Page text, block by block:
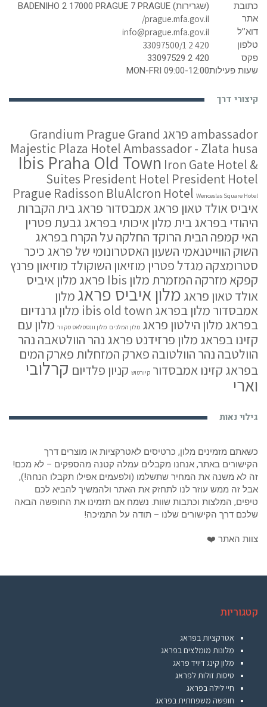
כתובת
(שגרירות) BADENIHO 2 17000 PRAGUE 7 PRAGUE
אתר
prague.mfa.gov.il/
דוא’’ל info@prague.mfa.gov.il
טלפון 420 2 33097500/1
פקס
420 2 33097529
שעות פעילותMON-FRI 09:00-12:00
קיצורי דרך
ambassador פראג Grandium Prague Grand
Majestic Plaza Hotel Ambassador - Zlata husa
Ibis Praha Old Town Iron Gate Hotel &
Suites President Hotel President Hotel
Prague Radisson BluAlcron Hotel Wenceslas Square Hotel
איביס אולד טאון פראגאמבסדור פראגבית הקברות
היהודי בפראגבית מלון איכותי בפראג גבעת פטרין
האי קמפה הבית הרוקד החלקה על הקרח בפראג
השוק הווייטנאמי השעון האסטרונומי של פראג כיכר
סטרומצקה מגדל פטרין מוזיאון השוקולד מוזיאון פרנץ
קפקא מזרקה המזמרתמלון Ibis פראג
מלון איביס
אולד טאון פראג מלון איביס פראגמלון
אמבסדור מלון בפראג ibis old town
מלון גרנדיום
בפראג מלון הילטון פראג מלון המלכים מלון וונססלאס סקוור מלון עם
קזינו בפראג מלון פרזידנט פראג נהר הוולטאבה נהר
הוולטבה נהר הוולטובה פארק המזחלותפארק המים
בפראג קזינו אמבסדור קיורטוש קניון פלדיום קרלובי
וארי
גילוי נאות
כשאתם מזמינים מלון, כרטיסים לאטרקציות או מוצרים דרך
הקישורים באתר, אנחנו מקבלים עמלה קטנה מהספקים – לא מכם!
זה לא משנה את המחיר שתשלמו (ולפעמים אפילו תקבלו הנחה!),
אבל זה ממש עוזר לנו לתחזק את האתר ולהמשיך להביא לכם
טיפים, המלצות וכתבות שוות. נשמח אם תזמינו את החופשה הבאה
שלכם דרך הקישורים שלנו – תודה על התמיכה!
צוות האתר ❤️
קטגוריות
אטרקציות בפראג
מלונות מומלצים בפראג
מלון קינג דיויד פראג
טיסות זולות לפראג
חיי לילה בפראג
חופשה משפחתית בפראג